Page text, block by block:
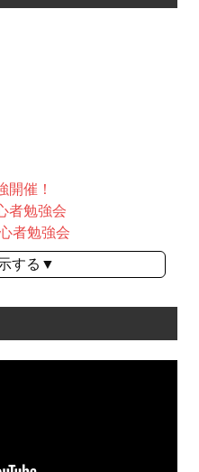
開催！
者勉強会
者勉強会
する▼